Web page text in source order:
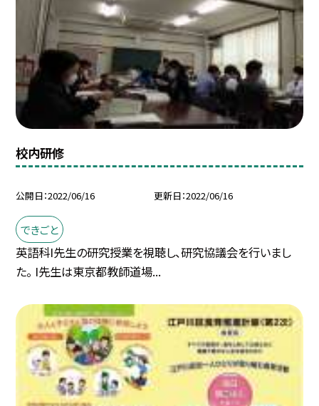
校内研修
公開日 2022/06/16 更新日 2022/06/16
できごと
英語科I先生の研究授業を視聴し、研究協議会を行いまし
た。 I先生は東京都教師道場...